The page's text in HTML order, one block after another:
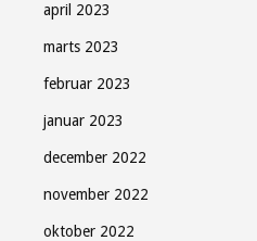
april 2023
marts 2023
februar 2023
januar 2023
december 2022
november 2022
oktober 2022